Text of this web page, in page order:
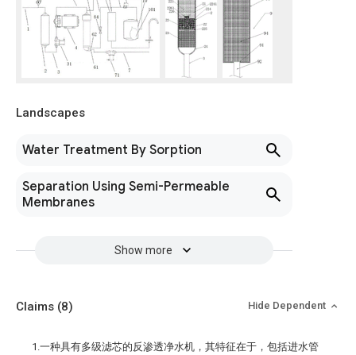
Landscapes
Water Treatment By Sorption
Separation Using Semi-Permeable
Membranes
Show more
Claims (8) Hide Dependent
1.一种具有多级滤芯的反渗透净水机，其特征在于，包括进水管